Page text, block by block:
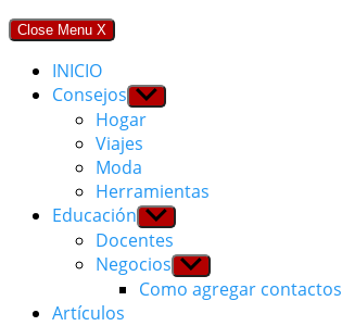
Close Menu X
INICIO
Consejos Show
sub
menu
Hogar
Viajes
Moda
Herramientas
Educación Show
sub
menu
Docentes
Negocios Show
sub
menu
Como agregar contactos
Artículos